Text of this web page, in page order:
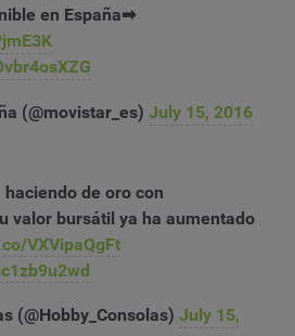
en España➡
(@movistar_es) July 15, 2016
de oro con
valor bursátil ya ha aumentado
VXVipaQgFt
(@Hobby_Consolas) July 15,